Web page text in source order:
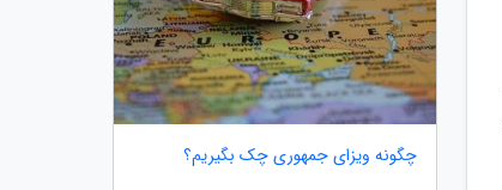
چگونه ویزای جمهوری چک بگیریم؟